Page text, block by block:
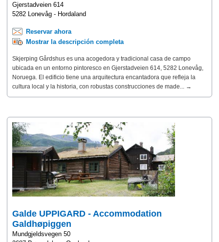
Gjerstadveien 614
5282 Lonevåg - Hordaland
Reservar ahora
Mostrar la descripción completa
Skjerping Gårdshus es una acogedora y tradicional casa de campo
ubicada en un entorno pintoresco en Gjerstadveien 614, 5282 Lonevåg,
Noruega. El edificio tiene una arquitectura encantadora que refleja la
cultura local y la historia, con robustas construcciones de made... →
Galde UPPIGARD - Accommodation
Galdhøpiggen
Mundgjeldsvegen 50